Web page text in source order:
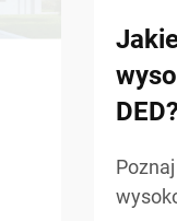
DED?